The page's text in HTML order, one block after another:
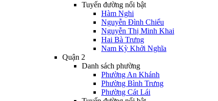
Tuyến đường nổi bật
Hàm Nghi
Nguyễn Đình Chiểu
Nguyễn Thị Minh Khai
Hai Bà Trưng
Nam Kỳ Khởi Nghĩa
Quận 2
Danh sách phường
Phường An Khánh
Phường Bình Trưng
Phường Cát Lái